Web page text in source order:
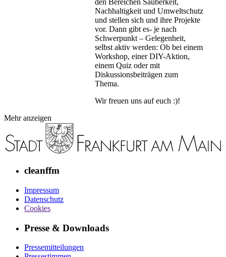
Nachhaltigkeit und Umweltschutz
und stellen sich und ihre Projekte
vor. Dann gibt es- je nach
Schwerpunkt – Gelegenheit,
selbst aktiv werden: Ob bei einem
Workshop, einer DIY-Aktion,
einem Quiz oder mit
Diskussionsbeiträgen zum
Thema.
Wir freuen uns auf euch :)!
Mehr anzeigen
cleanffm
Impressum
Datenschutz
Cookies
Presse & Downloads
Pressemitteilungen